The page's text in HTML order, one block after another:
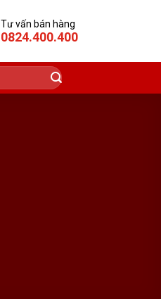
Tư vấn bán hàng
0824.400.400